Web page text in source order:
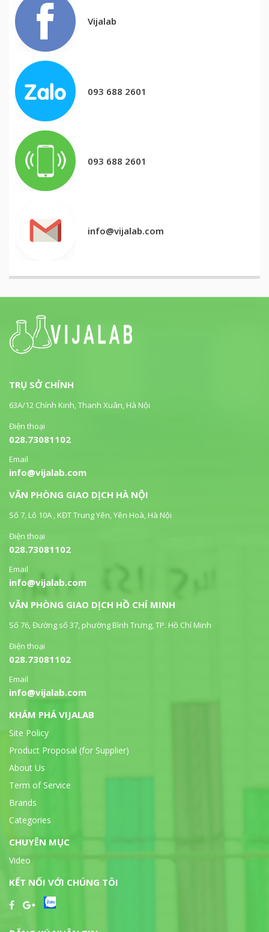
Vijalab
093 688 2601
093 688 2601
info@vijalab.com
TRỤ SỞ CHÍNH
63A/12 Chính Kinh, Thanh Xuân, Hà Nội
Điện thoại
028.73081102
Email
info@vijalab.com
VĂN PHÒNG GIAO DỊCH HÀ NỘI
Số 7, Lô 10A , KĐT Trung Yên, Yên Hoà, Hà Nội
Điện thoại
028.73081102
Email
info@vijalab.com
VĂN PHÒNG GIAO DỊCH HỒ CHÍ MINH
Số 76, Đường số 37, phường Bình Trưng, TP. Hồ Chí Minh
Điện thoại
028.73081102
Email
info@vijalab.com
KHÁM PHÁ VIJALAB
Site Policy
Product Proposal (for Supplier)
About Us
Term of Service
Brands
Categories
CHUYÊN MỤC
Video
KẾT NỐI VỚI CHÚNG TÔI